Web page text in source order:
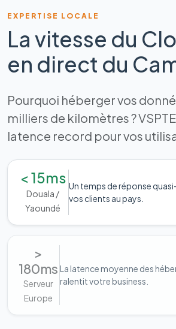
EXPERTISE LOCALE
La vitesse du
en direct du
Pourquoi héberger vos
milliers de kilomètres ?
latence record pour vos
< 15ms
Douala /
Yaoundé
Un temps de réponse
vos clients au pays.
>
180ms
Serveur
Europe
La latence moyenne des
ralentit votre business.